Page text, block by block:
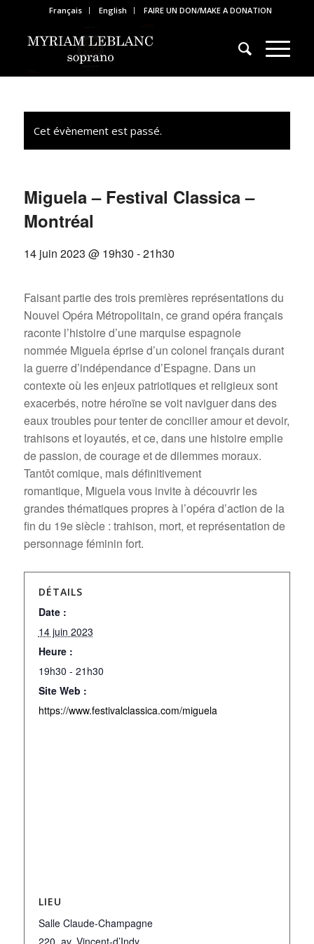
Français English FAIRE UN DON/MAKE A DONATION
Cet évènement est passé.
Miguela – Festival Classica –
Montréal
14 juin 2023 @ 19h30 -21h30
Faisant partie des trois premières représentations du
Nouvel Opéra Métropolitain, ce grand opéra français
raconte l’histoire d’une marquise espagnole
nommée Miguelaéprise d’un colonel français durant
la guerre d’indépendance d’Espagne. Dans un
contexte où les enjeux patriotiques et religieux sont
exacerbés, notre héroïne se voit naviguer dans des
eaux troubles pour tenter de concilier amour et devoir,
trahisons et loyautés, et ce, dans une histoire emplie
de passion, de courage et de dilemmes moraux.
Tantôt comique, mais définitivement
romantique, Miguelavous invite à découvrir les
grandes thématiques propres à l’opéra d’action de la
fin du 19e siècle : trahison, mort, et représentation de
personnage féminin fort.
DÉTAILS
Date :
14 juin 2023
Heure :
19h30 - 21h30
Site Web :
https://www.festivalclassica.com/miguela
LIEU
Salle Claude-Champagne
220, av. Vincent-d’Indy